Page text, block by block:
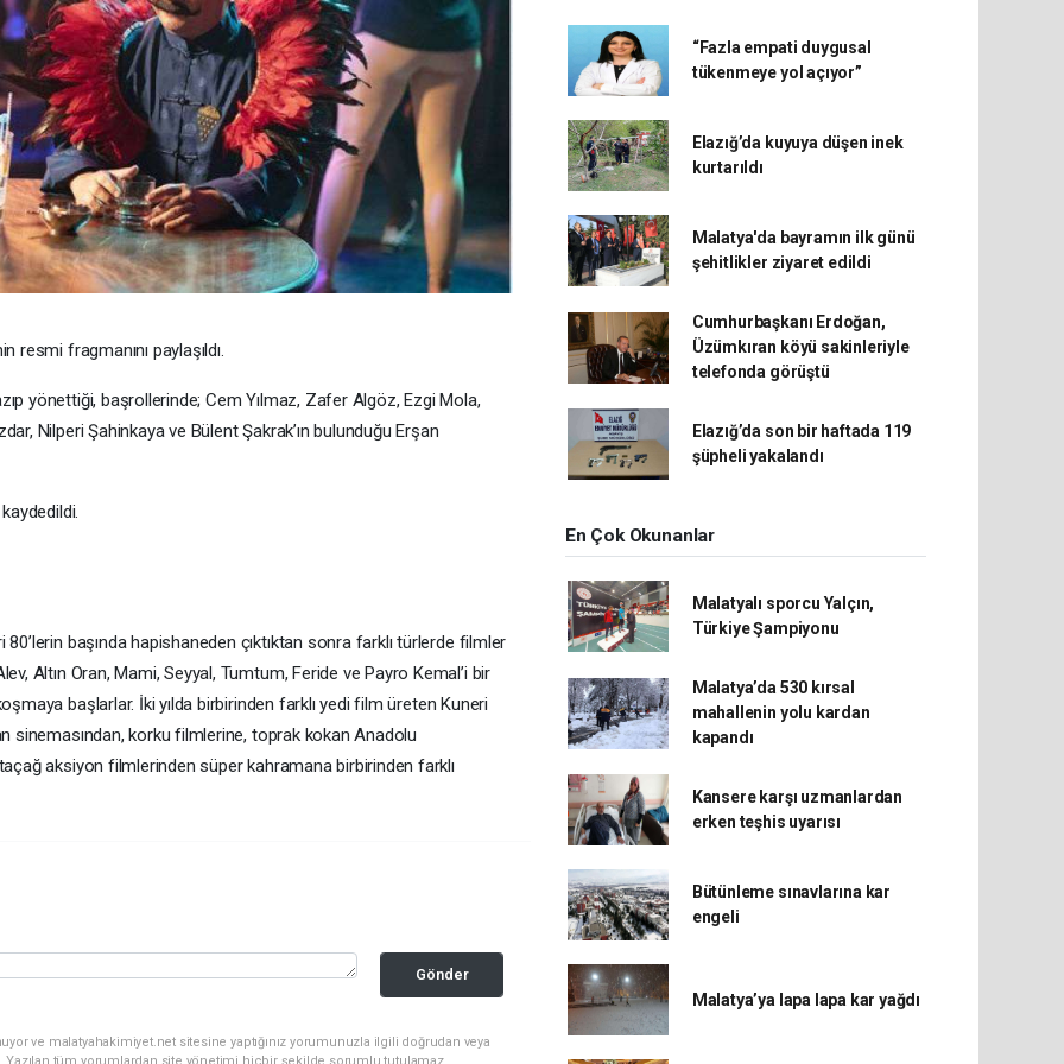
resmi fragmanını paylaşıldı.
yönettiği, başrollerinde; Cem Yılmaz, Zafer Algöz, Ezgi Mola,
Nilperi Şahinkaya ve Bülent Şakrak’ın bulunduğu Erşan
80’lerin başında hapishaneden çıktıktan sonra farklı türlerde filmler
Altın Oran, Mami, Seyyal, Tumtum, Feride ve Payro Kemal’i bir
başlarlar. İki yılda birbirinden farklı yedi film üreten Kuneri
sinemasından, korku filmlerine, toprak kokan Anadolu
aksiyon filmlerinden süper kahramana birbirinden farklı
Gönder
ve malatyahakimiyet.net sitesine yaptığınız yorumunuzla ilgili doğrudan veya
“Fazla empati duygusal
tükenmeye yol açıyor”
Elazığ’da kuyuya düşen inek
kurtarıldı
Malatya'da bayramın ilk günü
şehitlikler ziyaret edildi
Cumhurbaşkanı Erdoğan,
Üzümkıran köyü sakinleriyle
telefonda görüştü
Elazığ’da son bir haftada 119
şüpheli yakalandı
En Çok Okunanlar
Malatyalı sporcu Yalçın,
Türkiye Şampiyonu
Malatya’da 530 kırsal
mahallenin yolu kardan
kapandı
Kansere karşı uzmanlardan
erken teşhis uyarısı
Bütünleme sınavlarına kar
engeli
Malatya’ya lapa lapa kar yağdı